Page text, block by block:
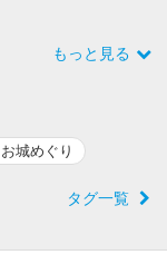
もっと見る
お城めぐり
タグ一覧